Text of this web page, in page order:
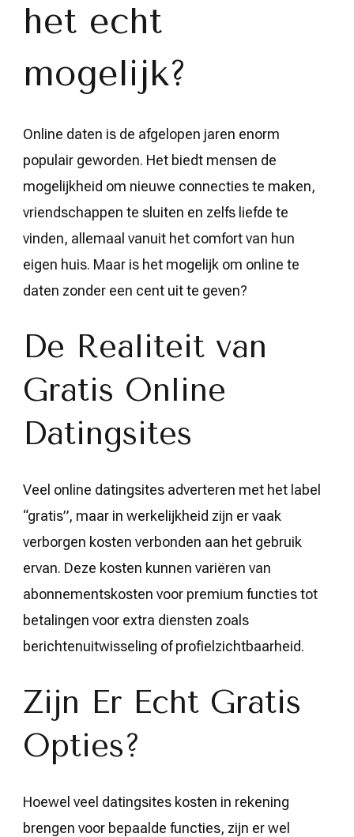
het echt
mogelijk?
Online daten is de afgelopen jaren enorm
populair geworden. Het biedt mensen de
mogelijkheid om nieuwe connecties te maken,
vriendschappen te sluiten en zelfs liefde te
vinden, allemaal vanuit het comfort van hun
eigen huis. Maar is het mogelijk om online te
daten zonder een cent uit te geven?
De Realiteit van
Gratis Online
Datingsites
Veel online datingsites adverteren met het label
“gratis”, maar in werkelijkheid zijn er vaak
verborgen kosten verbonden aan het gebruik
ervan. Deze kosten kunnen variëren van
abonnementskosten voor premium functies tot
betalingen voor extra diensten zoals
berichtenuitwisseling of profielzichtbaarheid.
Zijn Er Echt Gratis
Opties?
Hoewel veel datingsites kosten in rekening
brengen voor bepaalde functies, zijn er wel